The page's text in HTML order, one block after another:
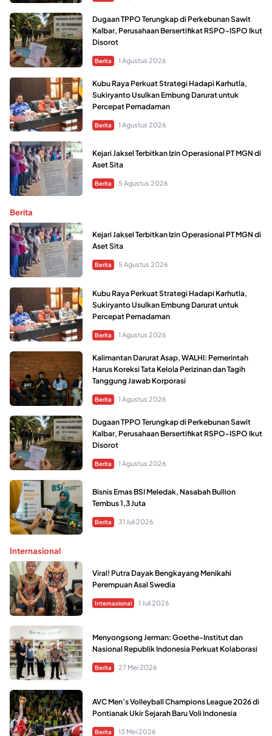
Dugaan TPPO Terungkap di Perkebunan Sawit
Kalbar, Perusahaan Bersertifikat RSPO-ISPO Ikut
Disorot
Berita 1 Agustus 2026
Kubu Raya Perkuat Strategi Hadapi Karhutla,
Sukiryanto Usulkan Embung Darurat untuk
Percepat Pemadaman
Berita 1 Agustus 2026
Kejari Jaksel Terbitkan Izin Operasional PT MGN di
Aset Sita
Berita 5 Agustus 2026
Berita
Kejari Jaksel Terbitkan Izin Operasional PT MGN di
Aset Sita
Berita 5 Agustus 2026
Kubu Raya Perkuat Strategi Hadapi Karhutla,
Sukiryanto Usulkan Embung Darurat untuk
Percepat Pemadaman
Berita 1 Agustus 2026
Kalimantan Darurat Asap, WALHI: Pemerintah
Harus Koreksi Tata Kelola Perizinan dan Tagih
Tanggung Jawab Korporasi
Berita 1 Agustus 2026
Dugaan TPPO Terungkap di Perkebunan Sawit
Kalbar, Perusahaan Bersertifikat RSPO-ISPO Ikut
Disorot
Berita 1 Agustus 2026
Bisnis Emas BSI Meledak, Nasabah Bullion
Tembus 1,3 Juta
Berita 31 Juli 2026
Internasional
Viral! Putra Dayak Bengkayang Menikahi
Perempuan Asal Swedia
Internasional 1 Juli 2026
Menyongsong Jerman: Goethe-Institut dan
Nasional Republik Indonesia Perkuat Kolaborasi
Berita 27 Mei 2026
AVC Men’s Volleyball Champions League 2026 di
Pontianak Ukir Sejarah Baru Voli Indonesia
Berita 13 Mei 2026